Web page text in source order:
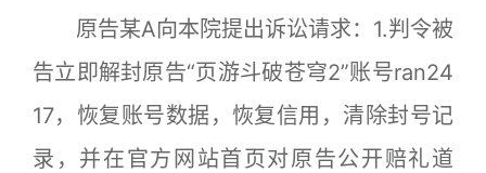
原告某A向本院提出诉讼请求：1.判令被
告立即解封原告“页游斗破苍穹2”账号ran24
17，恢复账号数据，恢复信用，清除封号记
录，并在官方网站首页对原告公开赔礼道